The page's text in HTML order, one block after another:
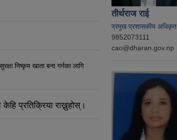
निष्कृय खाता बन्द गर्नका लागि
प्रतिक्रिया राख्नुहोस्।
तीर्थराज राई
प्रमुख प्रशासकीय अधिकृत
9852073111
cao@dharan.gov.np